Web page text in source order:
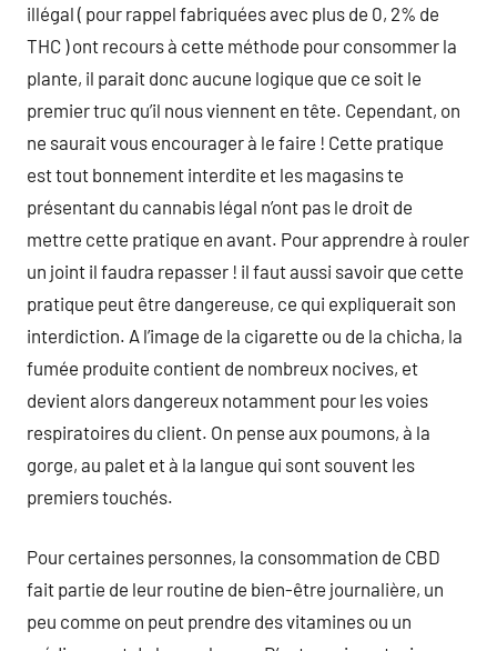
illégal ( pour rappel fabriquées avec plus de 0, 2% de
THC ) ont recours à cette méthode pour consommer la
plante, il parait donc aucune logique que ce soit le
premier truc qu’il nous viennent en tête. Cependant, on
ne saurait vous encourager à le faire ! Cette pratique
est tout bonnement interdite et les magasins te
présentant du cannabis légal n’ont pas le droit de
mettre cette pratique en avant. Pour apprendre à rouler
un joint il faudra repasser ! il faut aussi savoir que cette
pratique peut être dangereuse, ce qui expliquerait son
interdiction. A l’image de la cigarette ou de la chicha, la
fumée produite contient de nombreux nocives, et
devient alors dangereux notamment pour les voies
respiratoires du client. On pense aux poumons, à la
gorge, au palet et à la langue qui sont souvent les
premiers touchés.
Pour certaines personnes, la consommation de CBD
fait partie de leur routine de bien-être journalière, un
peu comme on peut prendre des vitamines ou un